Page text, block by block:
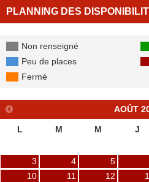
PLANNING DES
Non renseigné
Peu de places
Fermé
AOÛT
L M M J
3
4 5
10
11 12